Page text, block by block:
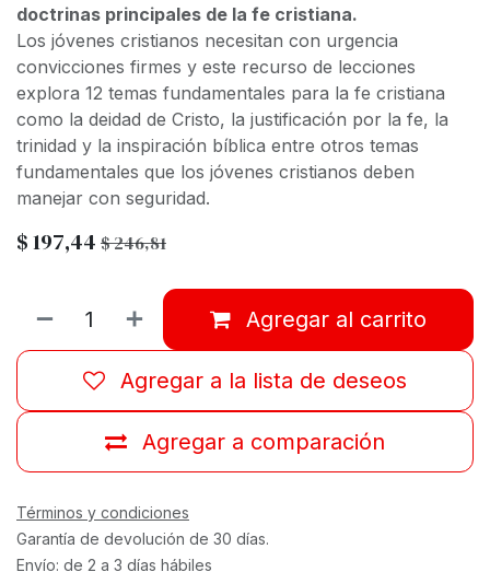
doctrinas principales de la fe cristiana.
Los jóvenes cristianos necesitan con urgencia
convicciones firmes y este recurso de lecciones
explora 12 temas fundamentales para la fe cristiana
como la deidad de Cristo, la justificación por la fe, la
trinidad y la inspiración bíblica entre otros temas
fundamentales que los jóvenes cristianos deben
manejar con seguridad.
$197,44 $246,81
Agregar al carrito
Agregar a comparación
Agregar a la lista de deseos
Términos y condiciones
Garantía de devolución de 30 días.
Envío: de 2 a 3 días hábiles